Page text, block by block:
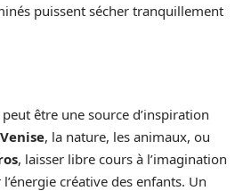
puissent sécher tranquillement
peut être une source d’inspiration
Venise, la nature, les animaux, ou
, laisser libre cours à l’imagination
créative des enfants. Un